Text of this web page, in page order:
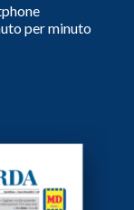
per minuto